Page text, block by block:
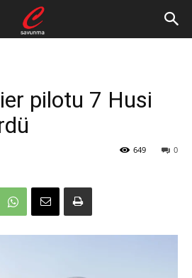
pilotu 7 Husi
0
649